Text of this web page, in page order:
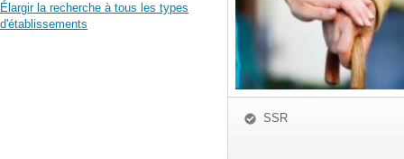
Élargir la recherche à tous les types
d'établissements
SSR